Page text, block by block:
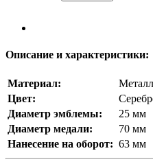
Описание и характеристики:
Материал:
Металл
Цвет:
Диаметр эмблемы:
25 мм
Диаметр медали:
70 мм
Нанесение на оборот: 63 мм